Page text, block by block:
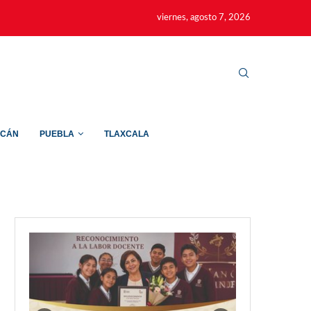
viernes, agosto 7, 2026
PUEBLA TLAXCALA